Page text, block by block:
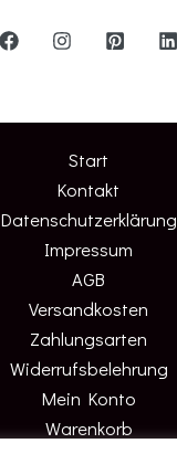
Start
Kontakt
Datenschutzerklärung
Impressum
AGB
Versandkosten
Zahlungsarten
Widerrufsbelehrung
Mein Konto
Warenkorb